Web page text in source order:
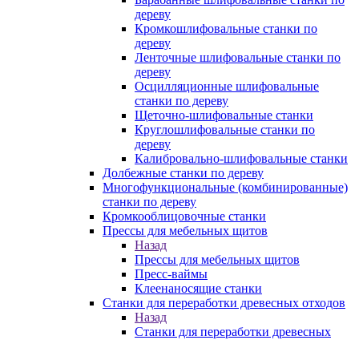
дереву
Кромкошлифовальные станки по
дереву
Ленточные шлифовальные станки по
дереву
Осцилляционные шлифовальные
станки по дереву
Щеточно-шлифовальные станки
Круглошлифовальные станки по
дереву
Калибровально-шлифовальные станки
Долбежные станки по дереву
Многофункциональные (комбинированные)
станки по дереву
Кромкооблицовочные станки
Прессы для мебельных щитов
Назад
Прессы для мебельных щитов
Пресс-ваймы
Клеенаносящие станки
Станки для переработки древесных отходов
Назад
Станки для переработки древесных